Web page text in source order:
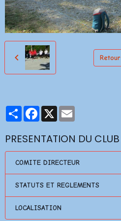
Retour
PartagerFacebook
X
PRESENTATION DU CLUB
COMITE DIRECTEUR
STATUTS ET REGLEMENTS
LOCALISATION